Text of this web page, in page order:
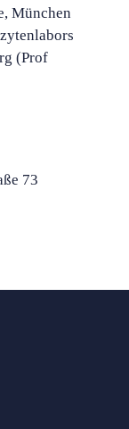
München
(Prof
73